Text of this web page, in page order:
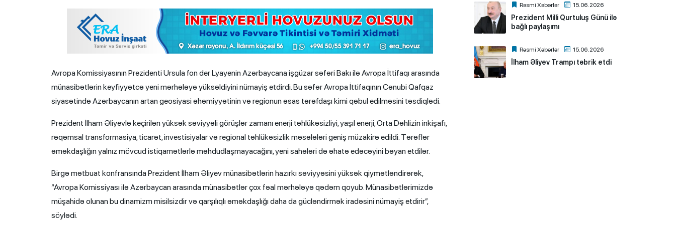
Avropa Komissiyasının Prezidenti Ursula fon der Lyayenin Azərbaycana işgüzar səfəri Bakı ilə Avropa İttifaqı arasında
münasibətlərin keyfiyyətcə yeni mərhələyə yüksəldiyini nümayiş etdirdi. Bu səfər Avropa İttifaqının Cənubi Qafqaz
siyasətində Azərbaycanın artan geosiyasi əhəmiyyətinin və regionun əsas tərəfdaşı kimi qəbul edilməsini təsdiqlədi.
Prezident İlham Əliyevlə keçirilən yüksək səviyyəli görüşlər zamanı enerji təhlükəsizliyi, yaşıl enerji, Orta Dəhlizin inkişafı,
rəqəmsal transformasiya, ticarət, investisiyalar və regional təhlükəsizlik məsələləri geniş müzakirə edildi. Tərəflər
əməkdaşlığın yalnız mövcud istiqamətlərlə məhdudlaşmayacağını, yeni sahələri də əhatə edəcəyini bəyan etdilər.
Birgə mətbuat konfransında Prezident İlham Əliyev münasibətlərin hazırkı səviyyəsini yüksək qiymətləndirərək,
“Avropa Komissiyası ilə Azərbaycan arasında münasibətlər çox fəal mərhələyə qədəm qoyub. Münasibətlərimizdə
müşahidə olunan bu dinamizm misilsizdir və qarşılıqlı əməkdaşlığı daha da gücləndirmək iradəsini nümayiş etdirir”,
söylədi.
Rəsmi Xəbərlər 15.06.2026
Prezident Milli Qurtuluş Günü ilə
bağlı paylaşımı
Rəsmi Xəbərlər 15.06.2026
İlham Əliyev Trampı təbrik etdi